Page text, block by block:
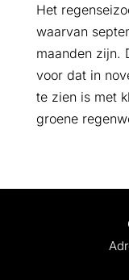
Het
waarvan
maanden zijn.
voor dat in
te zien is met
groene